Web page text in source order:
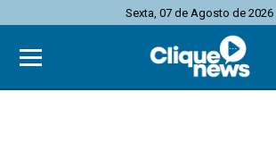
Sexta, 07 de Agosto de 2026